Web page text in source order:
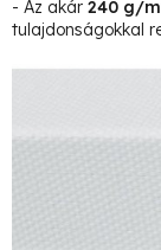
- Az akár 240 g/
tulajdonságokkal